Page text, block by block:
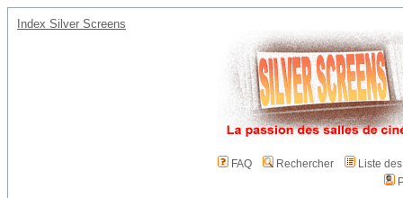
Index Silver Screens
FAQ Rechercher
Liste